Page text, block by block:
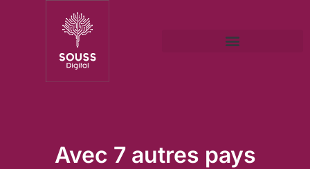
Avec 7 autres pays